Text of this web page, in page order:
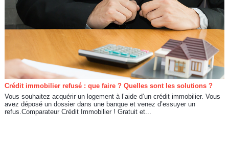
Crédit immobilier refusé : que faire ? Quelles sont les solutions ?
Vous souhaitez acquérir un logement à l’aide d’un crédit immobilier. Vous
avez déposé un dossier dans une banque et venez d’essuyer un
refus.Comparateur Crédit Immobilier ! Gratuit et...